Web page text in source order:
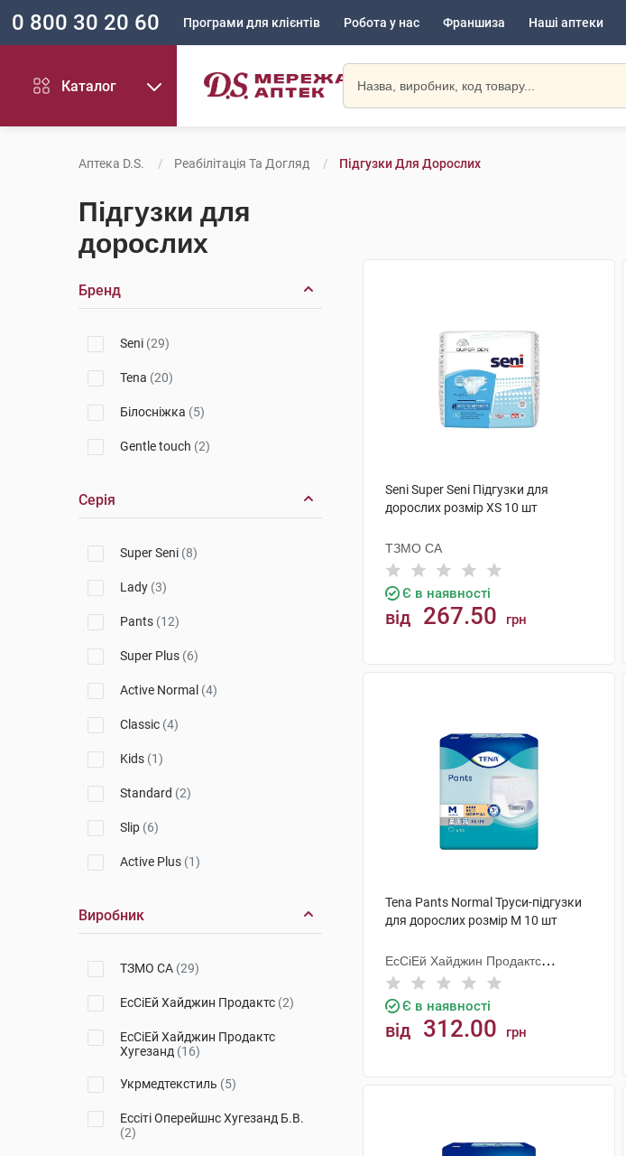
0 800 30 20 60 Програми для клієнтів Робота у нас Франшиза Наші аптеки
Каталог
Аптека D.S. Реабілітація Та Догляд Підгузки Для Дорослих
Підгузки для
дорослих
Бренд
Seni (29)
Tena (20)
Білосніжка (5)
Gentle touch (2)
Серія
Super Seni (8)
Lady (3)
Pants (12)
Super Plus (6)
Active Normal (4)
Classic (4)
Kids (1)
Standard (2)
Slip (6)
Active Plus (1)
Виробник
ТЗМО СА (29)
ЕсСіЕй Хайджин Продактс (2)
ЕсСіЕй Хайджин Продактс
Хугезанд (16)
Укрмедтекстиль (5)
Ессіті Оперейшнс Хугезанд Б.В.
(2)
Seni Super Seni Підгузки для
дорослих розмір XS 10 шт
ТЗМО СА
Є в наявності
від 267.50 грн
Tena Pants Normal Труси-підгузки
для дорослих розмір M 10 шт
ЕсСіЕй Хайджин Продактс
Хугезанд
Є в наявності
від 312.00 грн